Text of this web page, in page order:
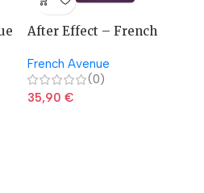
After Effect – French
French Avenue
(0)
35,90 €